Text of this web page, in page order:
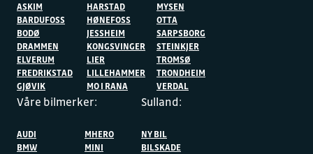
ASKIM
BARDUFOSS
BODØ
DRAMMEN
ELVERUM
FREDRIKSTAD
GJØVIK
HARSTAD
HØNEFOSS
JESSHEIM
KONGSVINGER
LIER
LILLEHAMMER
MO I RANA
MYSEN
OTTA
SARPSBORG
STEINKJER
TROMSØ
TRONDHEIM
VERDAL
Våre bilmerker:
AUDI
BMW
MHERO
MINI
Sulland:
NY BIL
BILSKADE